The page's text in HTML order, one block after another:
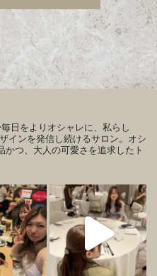
毎日をよりオシャレに、私らし
インを発信し続けるサロン。オシ
かつ、大人の可愛さを追求したト